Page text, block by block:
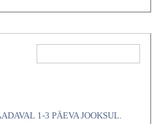
1-3 PÄEVA JOOKSUL.